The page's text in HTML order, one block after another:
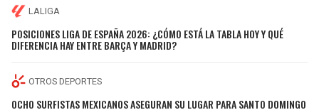
LALIGA
POSICIONES LIGA DE ESPAÑA 2026: ¿CÓMO ESTÁ LA TABLA HOY Y QUÉ
DIFERENCIA HAY ENTRE BARÇA Y MADRID?
OTROS DEPORTES
OCHO SURFISTAS MEXICANOS ASEGURAN SU LUGAR PARA SANTO DOMINGO